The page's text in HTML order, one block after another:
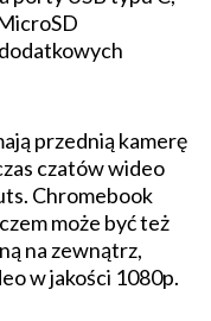
przednią kamerę
czatów wideo
Chromebook
może być też
na zewnątrz,
w jakości 1080p.